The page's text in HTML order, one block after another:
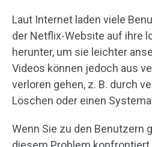
Laut Internet laden viele
der Netflix-Website auf ihre
herunter, um sie leichter
Videos können jedoch aus
verloren gehen, z. B. durch
Löschen oder einen
Wenn Sie zu den Benutzern